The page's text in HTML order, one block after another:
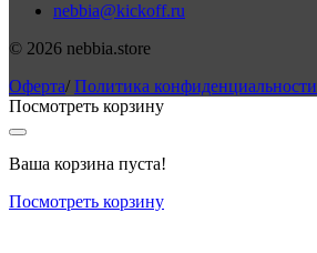
nebbia@kickoff.ru
© 2026 nebbia.store
Оферта/ Политика конфиденциальности
Посмотреть корзину
Ваша корзина пуста!
Посмотреть корзину